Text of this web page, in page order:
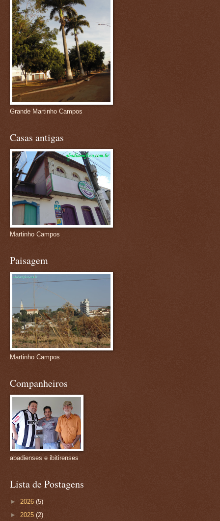
Grande Martinho Campos
Casas antigas
Martinho Campos
Paisagem
Martinho Campos
Companheiros
abadienses e ibitirenses
Lista de Postagens
► 2026 (5)
► 2025 (2)